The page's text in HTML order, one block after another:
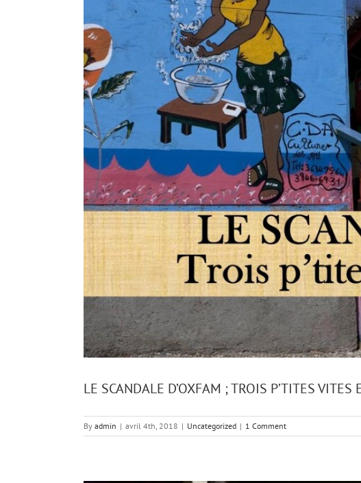
LE SCANDALE D’OXFAM ; TROIS P’TITES VITES
By admin | avril 4th, 2018 | Uncategorized | 1 Comment